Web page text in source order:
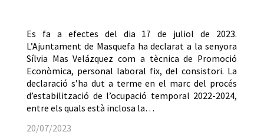
Es fa a efectes del dia 17 de juliol de 2023.
L’Ajuntament de Masquefa ha declarat a la senyora
Sílvia Mas Velázquez com a tècnica de Promoció
Econòmica, personal laboral fix, del consistori. La
declaració s’ha dut a terme en el marc del procés
d’estabilització de l’ocupació temporal 2022-2024,
entre els quals està inclosa la…
20/07/2023